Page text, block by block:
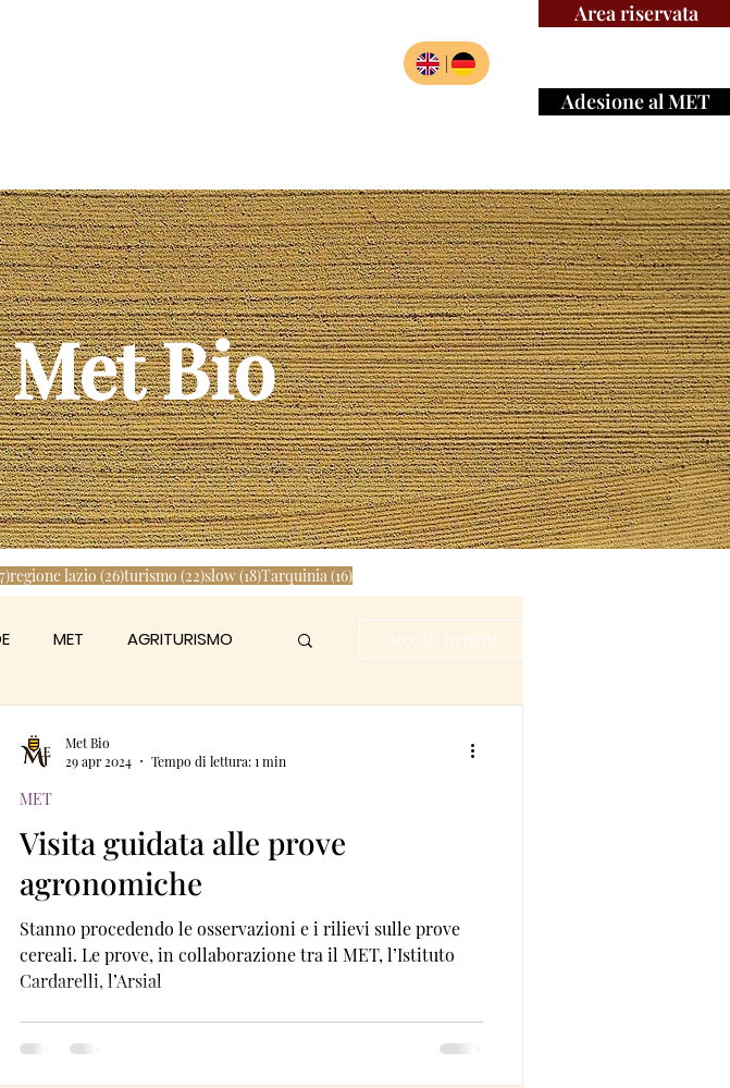
Area riservata
Adesione al MET
Bio
27 post
regione lazio (26)26 post
turismo (22)22 post
slow(18)18 post
Tarquinia(16)16 post
MET AGRITURISMO
REGIONE LAZIO NEWS
Accedi / Iscriviti
Visita guidata alle prove
agronomiche
Stanno procedendo le osservazioni e i rilievi sulle prove
cereali. Le prove, in collaborazione tra il MET, l’Istituto
Cardarelli, l’Arsial
MET
Met Bio
29 apr 2024
Tempo di lettura: 1 min